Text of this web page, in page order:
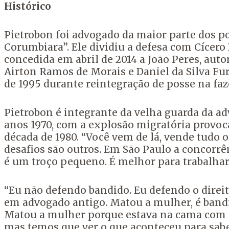
Histórico
Pietrobon foi advogado da maior parte dos
Corumbiara”. Ele dividiu a defesa com
concedida em abril de 2014 a João Peres,
Airton Ramos de Morais e Daniel da Silva
de 1995 durante reintegração de posse na
Pietrobon é integrante da velha guarda da
anos 1970, com a explosão migratória
década de 1980. “Você vem de lá, vende
desafios são outros. Em São Paulo a
é um troço pequeno. É melhor para
“Eu não defendo bandido. Eu defendo o
em advogado antigo. Matou a mulher, é
Matou a mulher porque estava na cama